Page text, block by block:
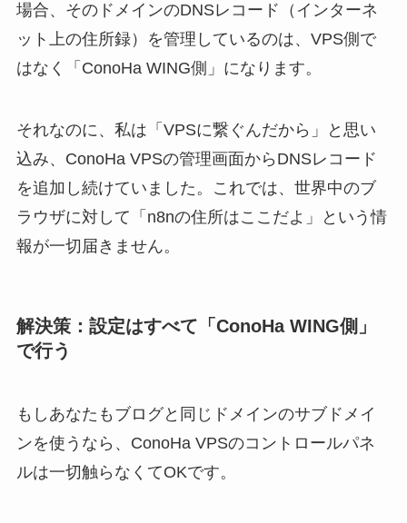
場合、そのドメインのDNSレコード（インターネ
ット上の住所録）を管理しているのは、VPS側で
はなく「ConoHa WING側」になります。
それなのに、私は「VPSに繋ぐんだから」と思い
込み、ConoHa VPSの管理画面からDNSレコード
を追加し続けていました。これでは、世界中のブ
ラウザに対して「n8nの住所はここだよ」という情
報が一切届きません。
解決策：設定はすべて「ConoHa WING側」
で行う
もしあなたもブログと同じドメインのサブドメイ
ンを使うなら、ConoHa VPSのコントロールパネ
ルは一切触らなくてOKです。